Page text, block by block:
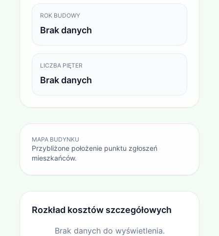
ROK BUDOWY
Brak danych
LICZBA PIĘTER
Brak danych
MAPA BUDYNKU
Przybliżone położenie punktu zgłoszeń
mieszkańców.
Rozkład kosztów szczegółowych
Brak danych do wyświetlenia.